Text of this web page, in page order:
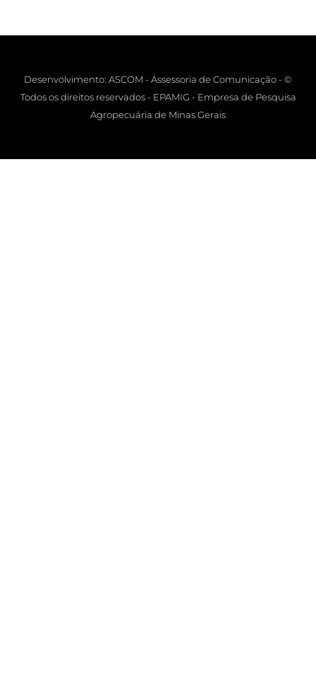
Desenvolvimento: ASCOM - Assessoria de Comunicação - ©
Todos os direitos reservados - EPAMIG - Empresa de Pesquisa
Agropecuária de Minas Gerais